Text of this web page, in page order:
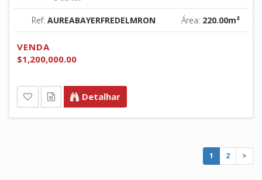
Ref: AUREABAYERFREDELMRON Área: 220.00m²
VENDA
$1,200,000.00
Detalhar
1 2 >